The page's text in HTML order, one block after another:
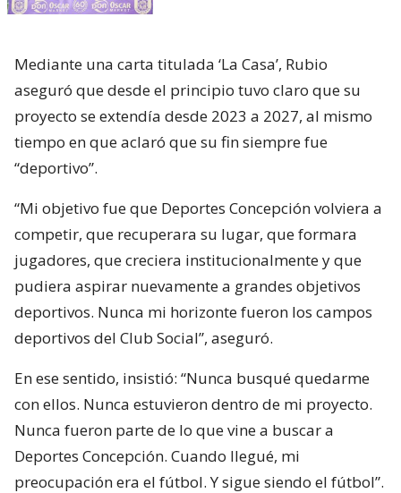
Mediante una carta titulada ‘La Casa’, Rubio
aseguró que desde el principio tuvo claro que su
proyecto se extendía desde 2023 a 2027, al mismo
tiempo en que aclaró que su fin siempre fue
“deportivo”.
“Mi objetivo fue que Deportes Concepción volviera a
competir, que recuperara su lugar, que formara
jugadores, que creciera institucionalmente y que
pudiera aspirar nuevamente a grandes objetivos
deportivos. Nunca mi horizonte fueron los campos
deportivos del Club Social”, aseguró.
En ese sentido, insistió: “Nunca busqué quedarme
con ellos. Nunca estuvieron dentro de mi proyecto.
Nunca fueron parte de lo que vine a buscar a
Deportes Concepción. Cuando llegué, mi
preocupación era el fútbol. Y sigue siendo el fútbol”.